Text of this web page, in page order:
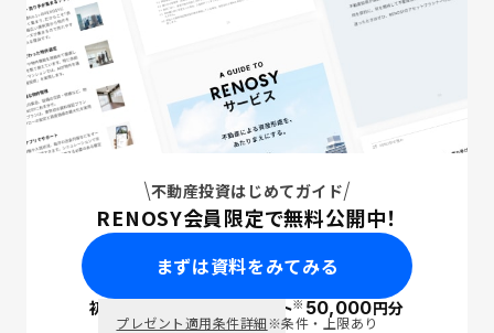
不動産投資はじめてガイド
RENOSY会員限定で無料公開中！
まずは資料をみてみる
初回面談で ポイント※50,000円分
プレゼント適用条件詳細※条件・上限あり